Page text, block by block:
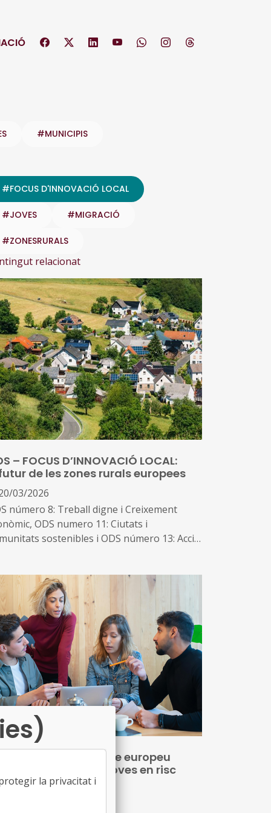
#MUNICIPIS
#FOCUS D'INNOVACIÓ LOCAL
#JOVES #MIGRACIÓ
#ZONESRURALS
relacionat
– FOCUS D’INNOVACIÓ LOCAL:
de les zones rurals europees
03/2026
número 8: Treball digne i Creixement
ODS numero 11: Ciutats i
sostenibles i ODS número 13: Acció
calcula que hi ha un 25% de la població
(110 milions de persones) que viu en
75% del territori del continent, en zones
població, però, que decreix a un ritme d'1
de persones/any i que s'envelleix a un
alarmant: un augment del 5% anual del
de persones majors de 65 anys
un nou projecte europeu
apoderament i joves en risc
social
la privacitat i